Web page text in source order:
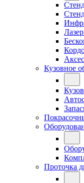
Кузовное
Проточка